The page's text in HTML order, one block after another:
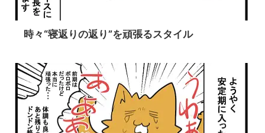
時々“寝返りの返り”を頑張るスタイル